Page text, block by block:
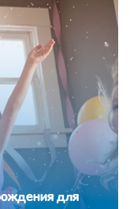
для